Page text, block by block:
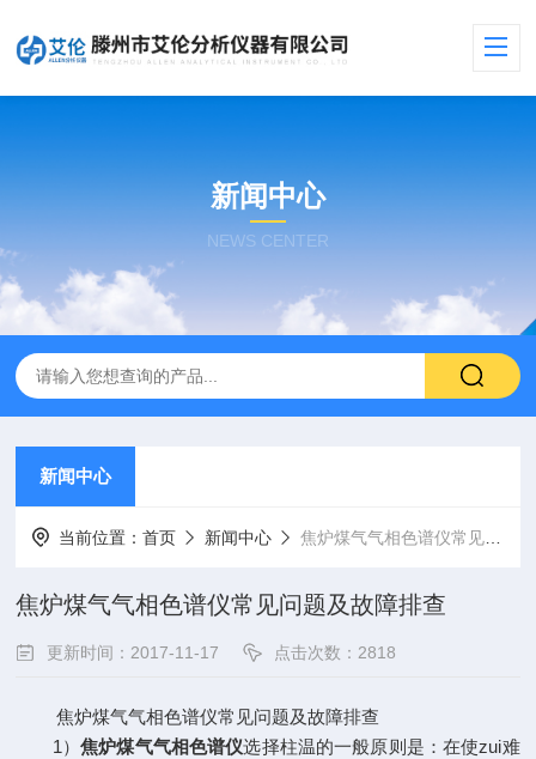
新闻中心
NEWS CENTER
新闻中心
当前位置：首页 新闻中心 焦炉煤气气相色谱仪常见问题及故障排查
焦炉煤气气相色谱仪常见问题及故障排查
更新时间：2017-11-17 点击次数：2818
焦炉煤气气相色谱仪常见问题及故障排查
1）焦炉煤气气相色谱仪选择柱温的一般原则是：在使zui难